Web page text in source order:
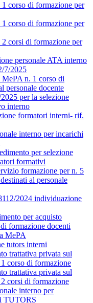
corso di formazione per
corso di formazione per
corsi di formazione per
personale ATA interno
7/2025
n. 1 corso di
personale docente
per la selezione
interno
formatori interni- rif.
interno per incarichi
per selezione
formativi
formazione per n. 5
al personale
2024 individuazione
per acquisto
formazione docenti
MePA
tutors interni
trattativa privata sul
corso di formazione
trattativa privata sul
corsi di formazione
interno per
TUTORS